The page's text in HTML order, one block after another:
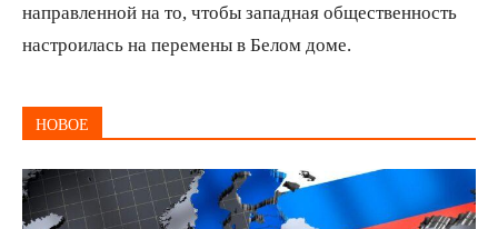
направленной на то, чтобы западная общественность
настроилась на перемены в Белом доме.
НОВОЕ